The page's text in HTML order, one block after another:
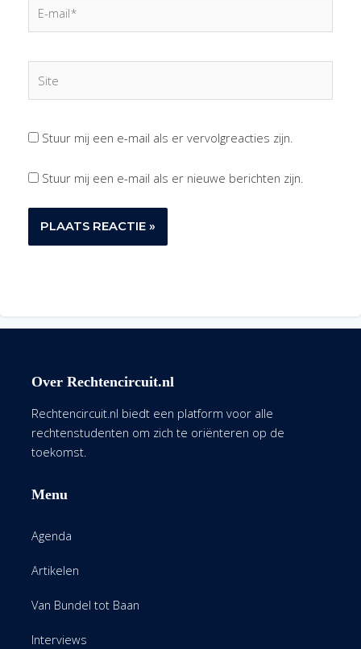
mail*
Stuur mij een e-mail als er vervolgreacties zijn.
Stuur mij een e-mail als er nieuwe berichten zijn.
Over Rechtencircuit.nl
Rechtencircuit.nl biedt een platform voor alle
rechtenstudenten om zich te oriënteren op de
toekomst.
Menu
Agenda
Artikelen
Van Bundel tot Baan
Interviews